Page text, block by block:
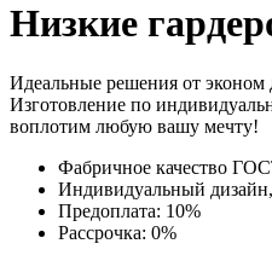
Низкие
Идеальные решения от эконом
Изготовление по
воплотим любую вашу мечту!
Фабричное качество
Индивидуальный дизайн,
Предоплата: 10%
Рассрочка: 0%